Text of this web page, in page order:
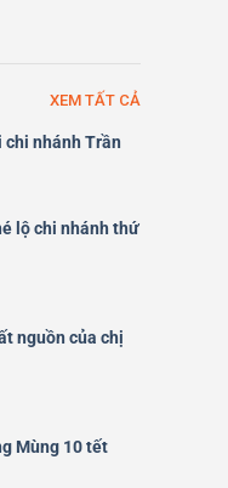
XEM TẤT CẢ
chi nhánh Trần
lộ chi nhánh thứ
nguồn của chị
Mùng 10 tết